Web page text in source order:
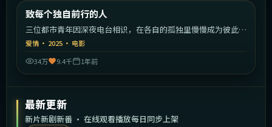
热门
致每个独自前行的人
三位都市青年因深夜电台相识，在各自的孤独里慢慢成为彼此的
灯塔。
爱情 · 2025 · 电影
34万
9.4千 1年前
最新更新
新片新剧新番 · 在线观看播放每日同步上架